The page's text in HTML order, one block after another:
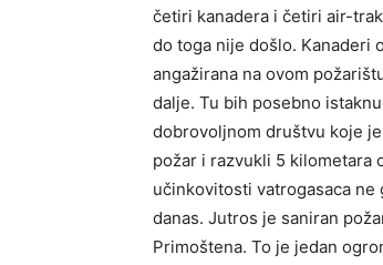
četiri kanadera i četiri air-
do toga nije došlo. Kanaderi
angažirana na ovom
dalje. Tu bih posebno
dobrovoljnom društvu koje
požar i razvukli 5 kilometara
učinkovitosti vatrogasaca ne
danas. Jutros je saniran
Primoštena. To je jedan